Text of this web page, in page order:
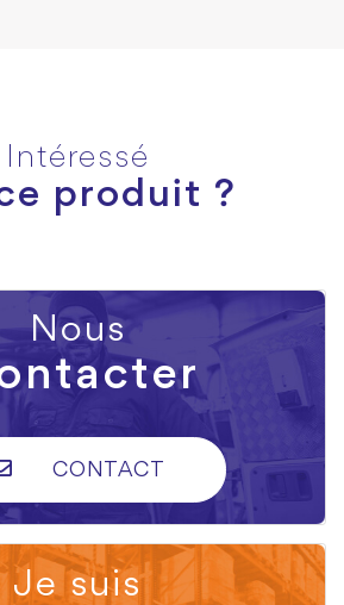
Intéressé
produit ?
Nous
CONTACT
Je suis